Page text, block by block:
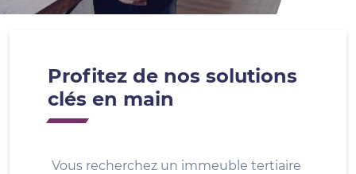
Profitez de nos solutions
clés en main
Vous recherchez un immeuble tertiaire